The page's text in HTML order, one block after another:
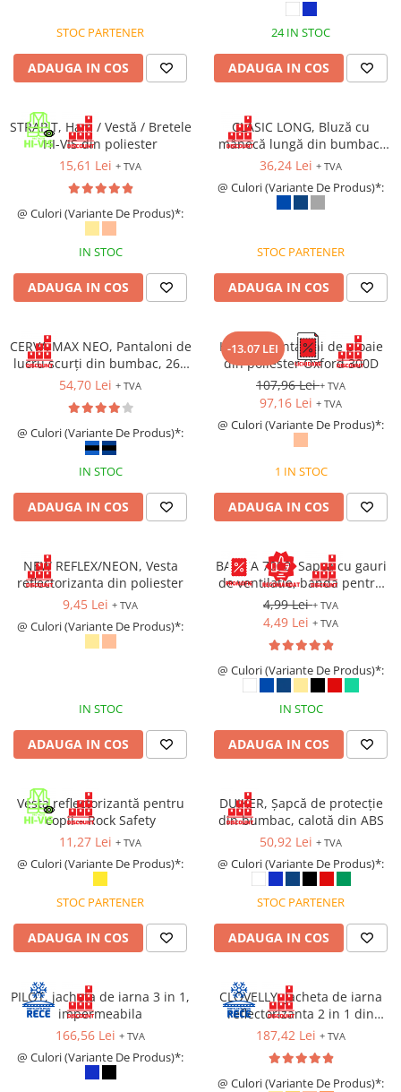
STOC PARTENER
ADAUGA IN COS
24 IN STOC
ADAUGA IN COS
STRAPIT, Ham / Vestă / Bretele
HI-VIS din poliester
15,61 Lei + TVA
@ Culori (Variante De Produs)*:
IN STOC
ADAUGA IN COS
CLASIC LONG, Bluză cu
mânecă lungă din bumbac,
150 g/mp
36,24 Lei + TVA
@ Culori (Variante De Produs)*:
STOC PARTENER
ADAUGA IN COS
CERVA MAX NEO, Pantaloni de
lucru scurți din bumbac, 260
g/mp
54,70 Lei + TVA
@ Culori (Variante De Produs)*:
IN STOC
ADAUGA IN COS
-13.07 LEI
HYDRA, Pantaloni de ploaie
din poliester Oxford 300D
107,96 Lei+ TVA
97,16 Lei + TVA
@ Culori (Variante De Produs)*:
1 IN STOC
ADAUGA IN COS
NEW REFLEX/NEON, Vesta
reflectorizanta din poliester
9,45 Lei + TVA
@ Culori (Variante De Produs)*:
IN STOC
ADAUGA IN COS
BASICA 7000, Sapca cu gauri
de ventilatie, banda pentru
transpiratie si prindere cu
arici
4,99 Lei+ TVA
4,49 Lei + TVA
@ Culori (Variante De Produs)*:
IN STOC
ADAUGA IN COS
Vesta reflectorizantă pentru
copii – Rock Safety
11,27 Lei + TVA
@ Culori (Variante De Produs)*:
STOC PARTENER
ADAUGA IN COS
DUIKER, Șapcă de protecție
din bumbac, calotă din ABS
50,92 Lei + TVA
@ Culori (Variante De Produs)*:
STOC PARTENER
ADAUGA IN COS
PILOT, jacheta de iarna 3 in 1,
impermeabila
166,56 Lei + TVA
@ Culori (Variante De Produs)*:
CLOVELLY, Jacheta de iarna
reflectorizanta 2 in 1 din
poliester 300D Oxford si PU
187,42 Lei + TVA
@ Culori (Variante De Produs)*: